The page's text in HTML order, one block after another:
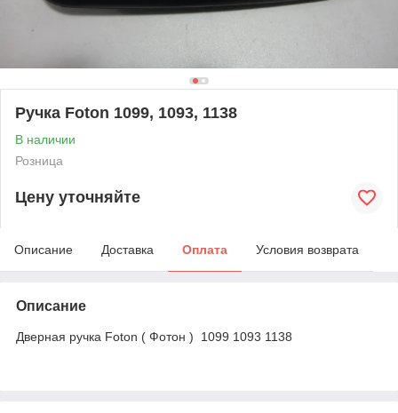
Ручка Foton 1099, 1093, 1138
В наличии
Розница
Цену уточняйте
Описание Доставка Оплата Условия возврата
Описание
Дверная ручка Foton ( Фотон ) 1099 1093 1138